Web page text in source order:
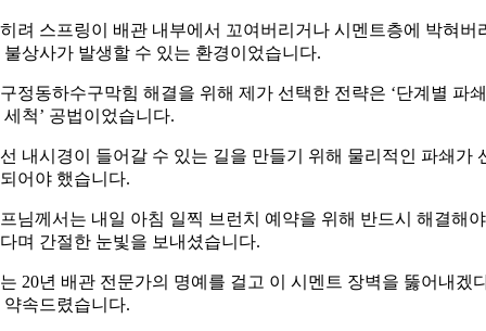
려 스프링이 배관 내부에서 꼬여버리거나 시멘트층에 박혀버
불상사가 발생할 수 있는 환경이었습니다.
정동하수구막힘 해결을 위해 제가 선택한 전략은 ‘단계별 파쇄
세척’ 공법이었습니다.
내시경이 들어갈 수 있는 길을 만들기 위해 물리적인 파쇄가
어야 했습니다.
님께서는 내일 아침 일찍 브런치 예약을 위해 반드시 해결해야
며 간절한 눈빛을 보내셨습니다.
20년 배관 전문가의 명예를 걸고 이 시멘트 장벽을 뚫어내겠
약속드렸습니다.